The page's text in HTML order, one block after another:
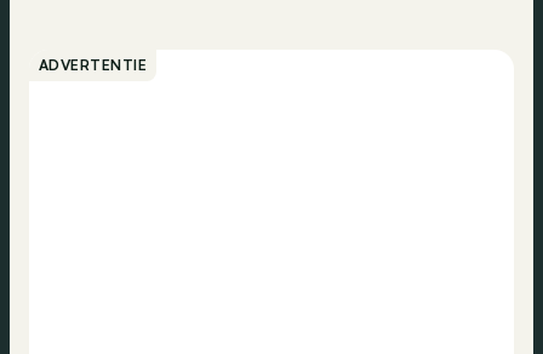
ADVERTENTIE